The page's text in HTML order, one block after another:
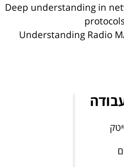
” Deep understanding in